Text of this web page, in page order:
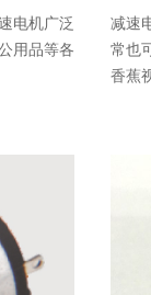
电机广泛
办公用品等各
减速
常也
香蕉